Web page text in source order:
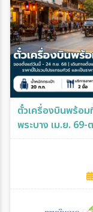
ตั๋วเครื่องบินพร้อ
พระบาง เม.ย. 69-